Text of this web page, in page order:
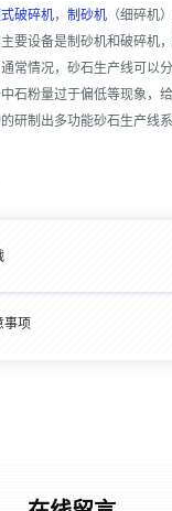
破碎机， 制砂机（细碎机
要设备是制砂机和破碎机
常情况，砂石生产线可以
石粉量过于偏低等现象，
研制出多功能砂石生产线
事项